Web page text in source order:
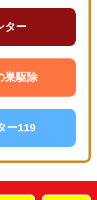
ター
巣駆除
ー119